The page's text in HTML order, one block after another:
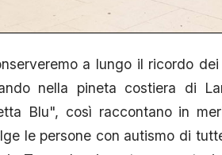
a lungo il ricordo
nella pineta costiera di
Blu", così raccontano in
le persone con autismo di